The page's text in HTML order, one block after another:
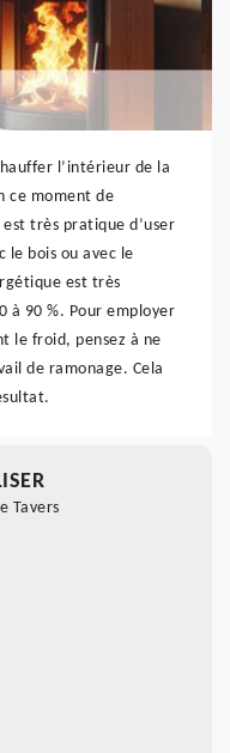
l’intérieur de la
ce moment de
très pratique d’user
le bois ou avec le
est très
à 90 %. Pour employer
le froid, pensez à ne
de ramonage. Cela
Tavers